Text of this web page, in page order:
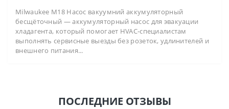
Milwaukee M18 Насос вакуумний аккумуляторный
бесщёточный — аккумуляторный насос для эвакуации
хладагента, который помогает HVAC-специалистам
выполнять сервисные выезды без розеток, удлинителей и
внешнего питания...
ПОСЛЕДНИЕ ОТЗЫВЫ